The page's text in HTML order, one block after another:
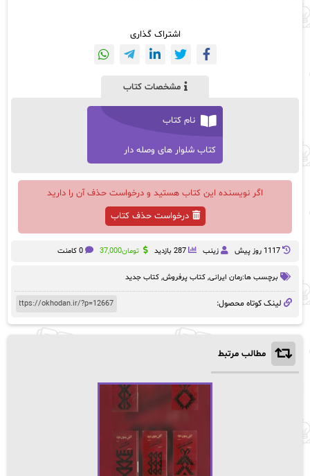
اشتراک گذاری
مشخصات کتاب
نام کتاب
کتاب شلوار های وصله دار
اگر نویسنده این کتاب هستید و درخواست حذف آن را دارید
درخواست حذف کتاب
1117 روز پيش زینب 287 بازدید تومان37,000 0 کامنت
برچسب ها:رمان ایرانی, کتاب پرفروش, کتاب جدید
لینک کوتاه محصول:
مطالب مرتبط